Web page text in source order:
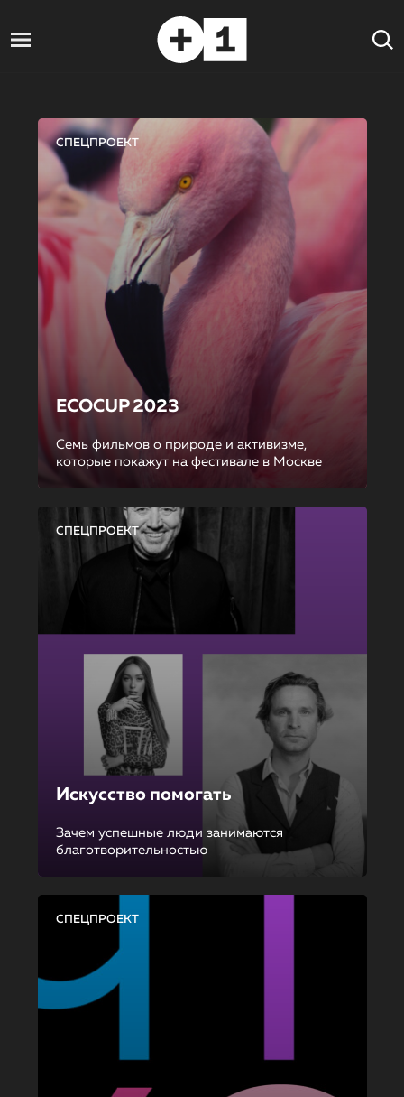
СПЕЦПРОЕКТ
ECOCUP 2023
Семь фильмов о природе и активизме,
которые покажут на фестивале в Москве
СПЕЦПРОЕКТ
Искусство помогать
Зачем успешные люди занимаются
благотворительностью
СПЕЦПРОЕКТ